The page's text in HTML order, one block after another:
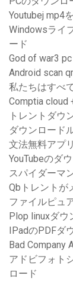
Youtubej mp4
Windowsライ
ード
God of war3
Android scan
私たちはすべ
Comptia cloud
トレントダウ
ダウンロード
文法無料アプ
YouTubeのダ
スパイダーマ
Qbトレントが
ファイルピュ
Plop linuxダウ
IPadのPDFダ
Bad Company
アドビフォト
ロード